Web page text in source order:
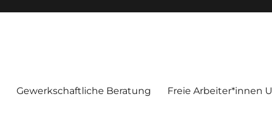
Gewerkschaftliche Beratung Freie Arbeiter*innen